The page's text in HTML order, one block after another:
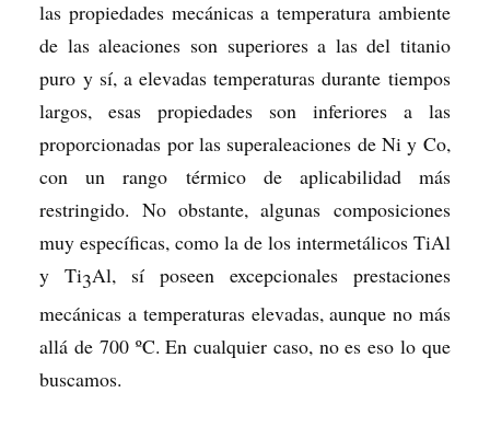
las propiedades mecánicas a temperatura ambiente
de las aleaciones son superiores a las del titanio
puro y sí, a elevadas temperaturas durante tiempos
largos, esas propiedades son inferiores a las
proporcionadas por las superaleaciones de Ni y Co,
con un rango térmico de aplicabilidad más
restringido. No obstante, algunas composiciones
muy específicas, como la de los intermetálicos TiAl
y Ti3Al, sí poseen excepcionales prestaciones
mecánicas a temperaturas elevadas, aunque no más
allá de 700 ºC. En cualquier caso, no es eso lo que
buscamos.